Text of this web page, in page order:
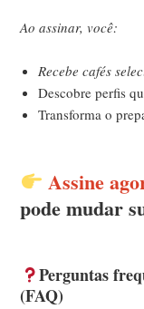
Ao assinar, você:
Recebe cafés
Descobre perfis
Transforma o
Assine
pode mudar
Perguntas
(FAQ)